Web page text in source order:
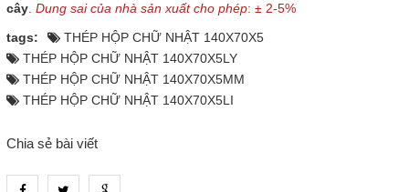
cây Dung sai của nhà sản xuất cho phép: ± 2-5%
tags:
THÉP HỘP CHỮ NHẬT 140X70X5
THÉP HỘP CHỮ NHẬT 140X70X5LY
THÉP HỘP CHỮ NHẬT 140X70X5MM
THÉP HỘP CHỮ NHẬT 140X70X5LI
Chia sẻ bài viết